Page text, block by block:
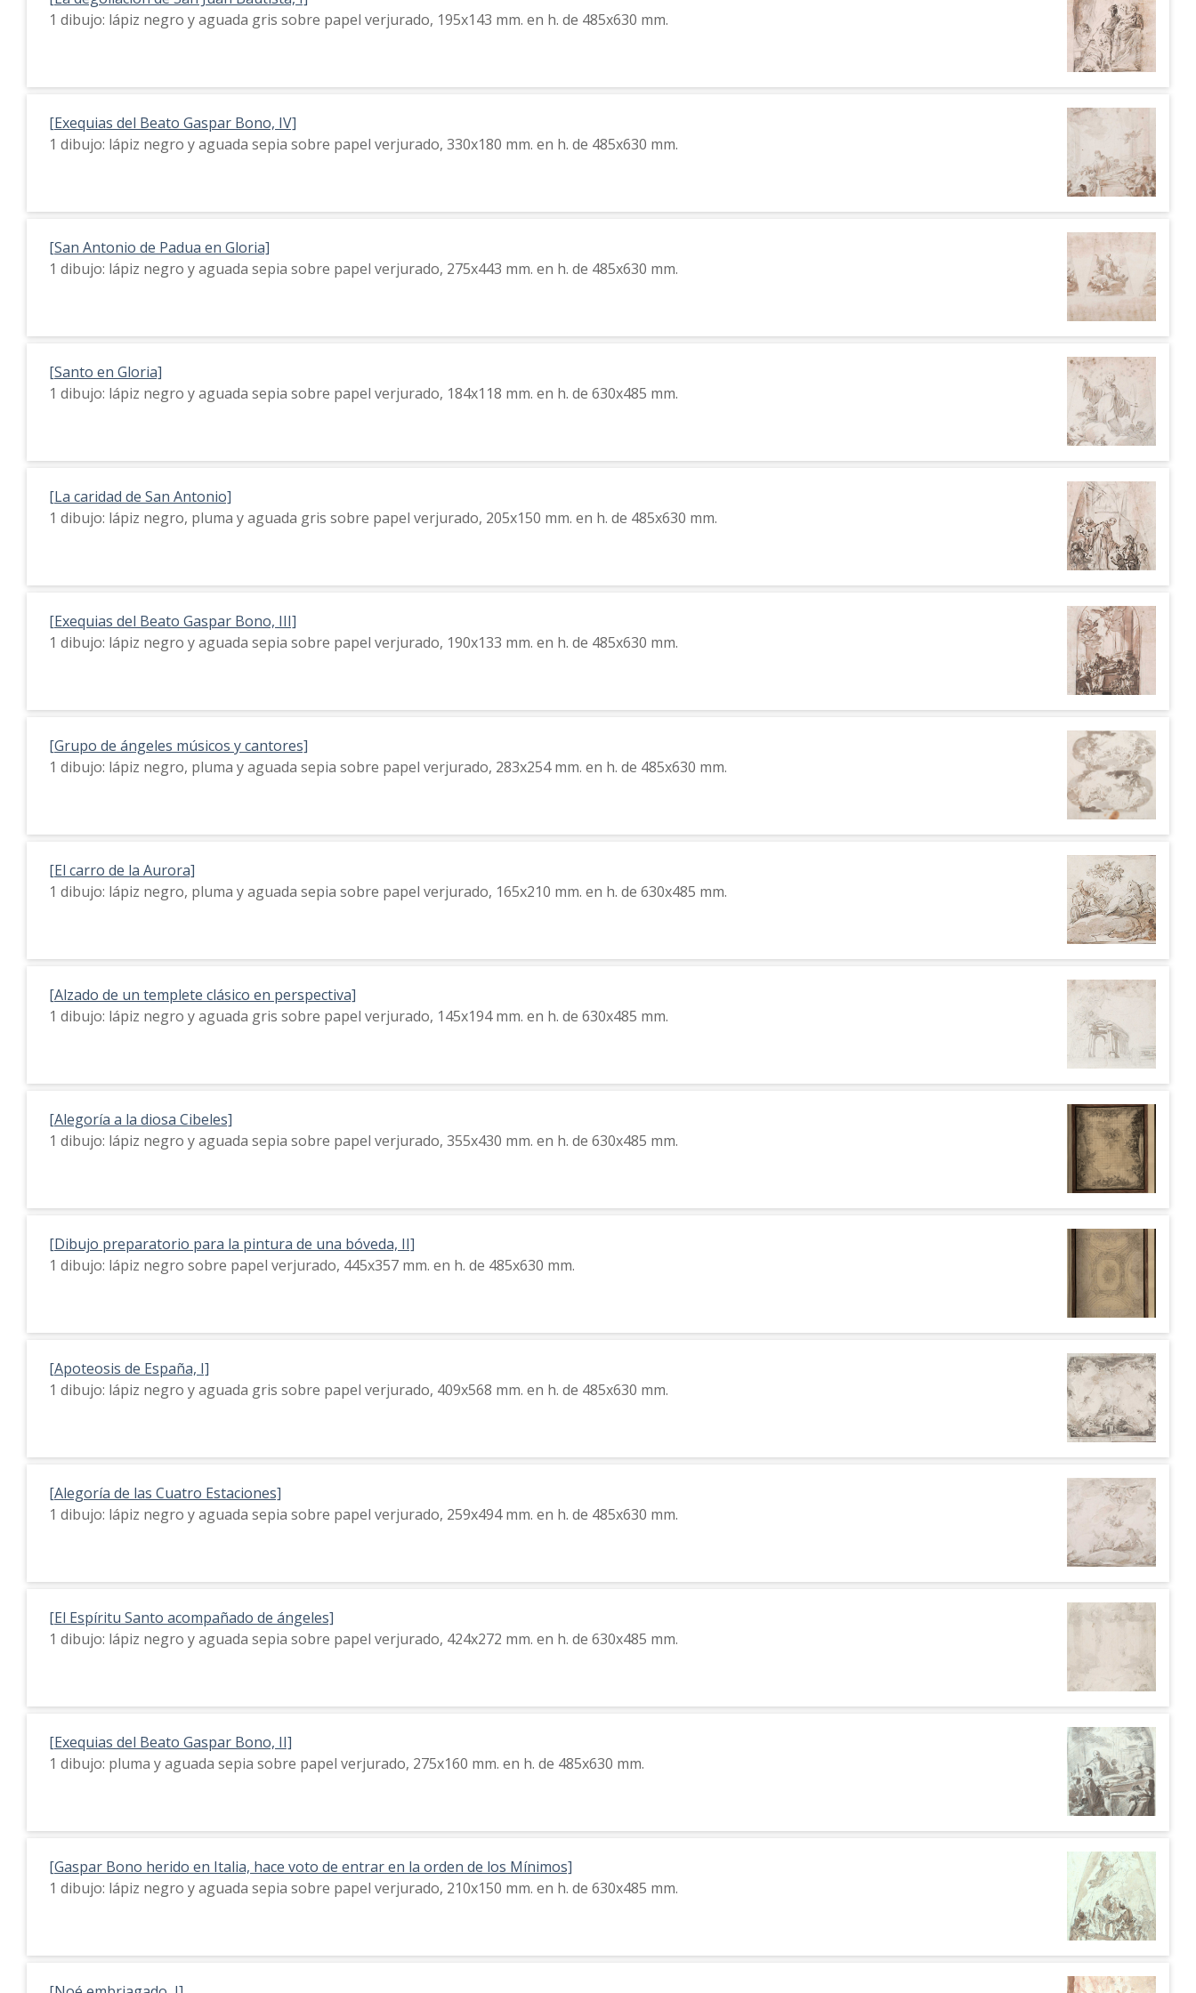
1 dibujo: lápiz negro y aguada gris sobre papel verjurado, 195x143 mm. en h. de 485x630 mm.
[Exequias del Beato Gaspar Bono, IV]
1 dibujo: lápiz negro y aguada sepia sobre papel verjurado, 330x180 mm. en h. de 485x630 mm.
[San Antonio de Padua en Gloria]
1 dibujo: lápiz negro y aguada sepia sobre papel verjurado, 275x443 mm. en h. de 485x630 mm.
[Santo en Gloria]
1 dibujo: lápiz negro y aguada sepia sobre papel verjurado, 184x118 mm. en h. de 630x485 mm.
[La caridad de San Antonio]
1 dibujo: lápiz negro, pluma y aguada gris sobre papel verjurado, 205x150 mm. en h. de 485x630 mm.
[Exequias del Beato Gaspar Bono, III]
1 dibujo: lápiz negro y aguada sepia sobre papel verjurado, 190x133 mm. en h. de 485x630 mm.
[Grupo de ángeles músicos y cantores]
1 dibujo: lápiz negro, pluma y aguada sepia sobre papel verjurado, 283x254 mm. en h. de 485x630 mm.
[El carro de la Aurora]
1 dibujo: lápiz negro, pluma y aguada sepia sobre papel verjurado, 165x210 mm. en h. de 630x485 mm.
[Alzado de un templete clásico en perspectiva]
1 dibujo: lápiz negro y aguada gris sobre papel verjurado, 145x194 mm. en h. de 630x485 mm.
[Alegoría a la diosa Cibeles]
1 dibujo: lápiz negro y aguada sepia sobre papel verjurado, 355x430 mm. en h. de 630x485 mm.
[Dibujo preparatorio para la pintura de una bóveda, II]
1 dibujo: lápiz negro sobre papel verjurado, 445x357 mm. en h. de 485x630 mm.
[Apoteosis de España, I]
1 dibujo: lápiz negro y aguada gris sobre papel verjurado, 409x568 mm. en h. de 485x630 mm.
[Alegoría de las Cuatro Estaciones]
1 dibujo: lápiz negro y aguada sepia sobre papel verjurado, 259x494 mm. en h. de 485x630 mm.
[El Espíritu Santo acompañado de ángeles]
1 dibujo: lápiz negro y aguada sepia sobre papel verjurado, 424x272 mm. en h. de 630x485 mm.
[Exequias del Beato Gaspar Bono, II]
1 dibujo: pluma y aguada sepia sobre papel verjurado, 275x160 mm. en h. de 485x630 mm.
[Gaspar Bono herido en Italia, hace voto de entrar en la orden de los Mínimos]
1 dibujo: lápiz negro y aguada sepia sobre papel verjurado, 210x150 mm. en h. de 630x485 mm.